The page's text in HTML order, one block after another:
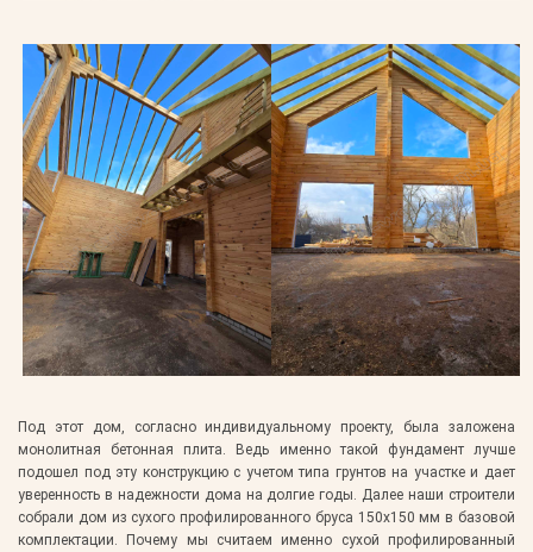
Под этот дом, согласно индивидуальному проекту, была заложена
монолитная бетонная плита. Ведь именно такой фундамент лучше
подошел под эту конструкцию с учетом типа грунтов на участке и дает
уверенность в надежности дома на долгие годы. Далее наши строители
собрали дом из сухого профилированного бруса 150х150 мм в базовой
комплектации. Почему мы считаем именно сухой профилированный